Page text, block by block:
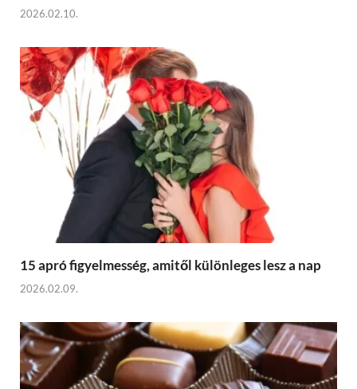
2026.02.10.
15 apró figyelmesség, amitől különleges lesz a nap
2026.02.09.